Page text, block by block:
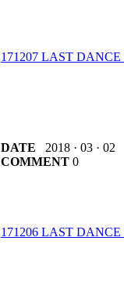
171207 LAST
DATE 2018 · 03 · 02
COMMENT 0
171206 LAST